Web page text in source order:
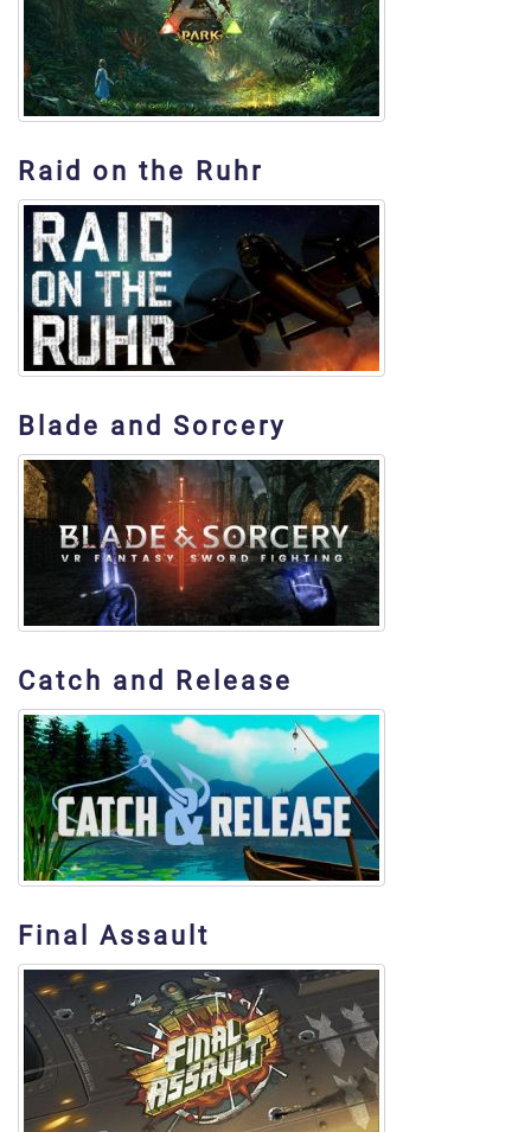
Raid on the Ruhr
Blade and Sorcery
Catch and Release
Final Assault